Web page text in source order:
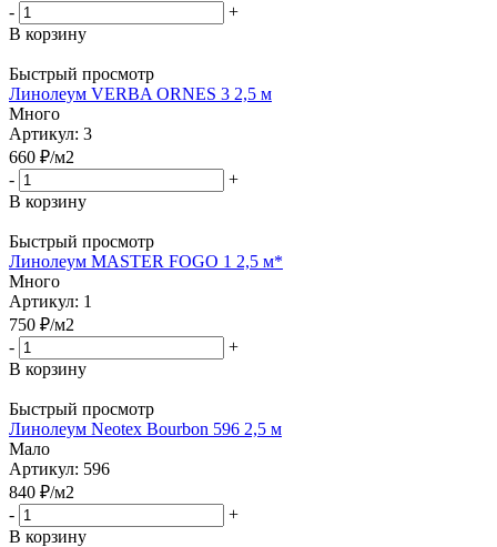
-
+
В корзину
Быстрый просмотр
Линолеум VERBA ORNES 3 2,5 м
Много
Артикул: 3
660 ₽/м2
-
+
В корзину
Быстрый просмотр
Линолеум MASTER FOGO 1 2,5 м*
Много
Артикул: 1
750 ₽/м2
-
+
В корзину
Быстрый просмотр
Линолеум Neotex Bourbon 596 2,5 м
Мало
Артикул: 596
840 ₽/м2
-
+
В корзину